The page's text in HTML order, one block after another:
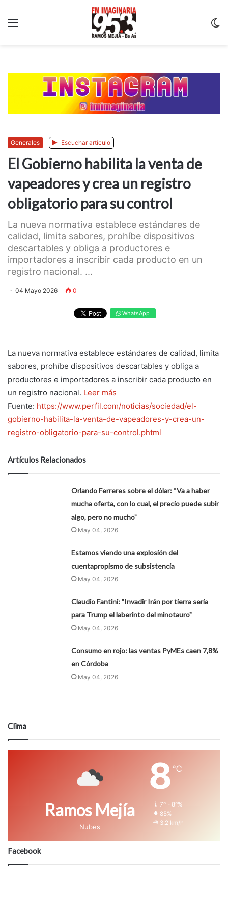
Generales Escuchar artículo
El Gobierno habilita la venta de
vapeadores y crea un registro
obligatorio para su control
La nueva normativa establece estándares de
calidad, limita sabores, prohíbe dispositivos
descartables y obliga a productores e
importadores a inscribir cada producto en un
registro nacional. ...
04 Mayo 2026 0
WhatsApp
La nueva normativa establece estándares de calidad, limita
sabores, prohíbe dispositivos descartables y obliga a
productores e importadores a inscribir cada producto en
un registro nacional. Leer más
Fuente: https://www.perfil.com/noticias/sociedad/el-
gobierno-habilita-la-venta-de-vapeadores-y-crea-un-
registro-obligatorio-para-su-control.phtml
Artículos Relacionados
Orlando Ferreres sobre el dólar: “Va a haber
mucha oferta, con lo cual, el precio puede subir
algo, pero no mucho”
May 04, 2026
Estamos viendo una explosión del
cuentapropismo de subsistencia
May 04, 2026
Claudio Fantini: "Invadir Irán por tierra sería
para Trump el laberinto del minotauro"
May 04, 2026
Consumo en rojo: las ventas PyMEs caen 7,8%
en Córdoba
May 04, 2026
Clima
Ramos Mejía
Nubes
8 ℃
7º - 8º%
85%
3.2 km/h
Facebook